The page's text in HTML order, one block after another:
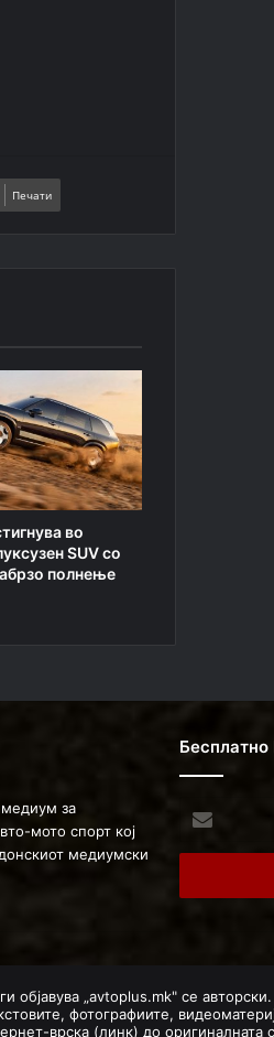
Печати
во
SUV со
полнење
медиум за
мото спорт кој
медиумски
your
Email
објавува „avtoplus.mk" се
фотографиите,
врска (линк) до